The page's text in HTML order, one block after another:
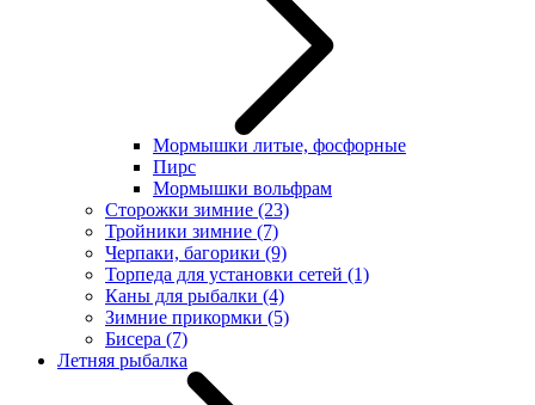
Мормышки литые, фосфорные
Пирс
Мормышки вольфрам
Сторожки зимние (23)
Тройники зимние (7)
Черпаки, багорики (9)
Торпеда для установки сетей (1)
Каны для рыбалки (4)
Зимние прикормки (5)
Бисера (7)
Летняя рыбалка